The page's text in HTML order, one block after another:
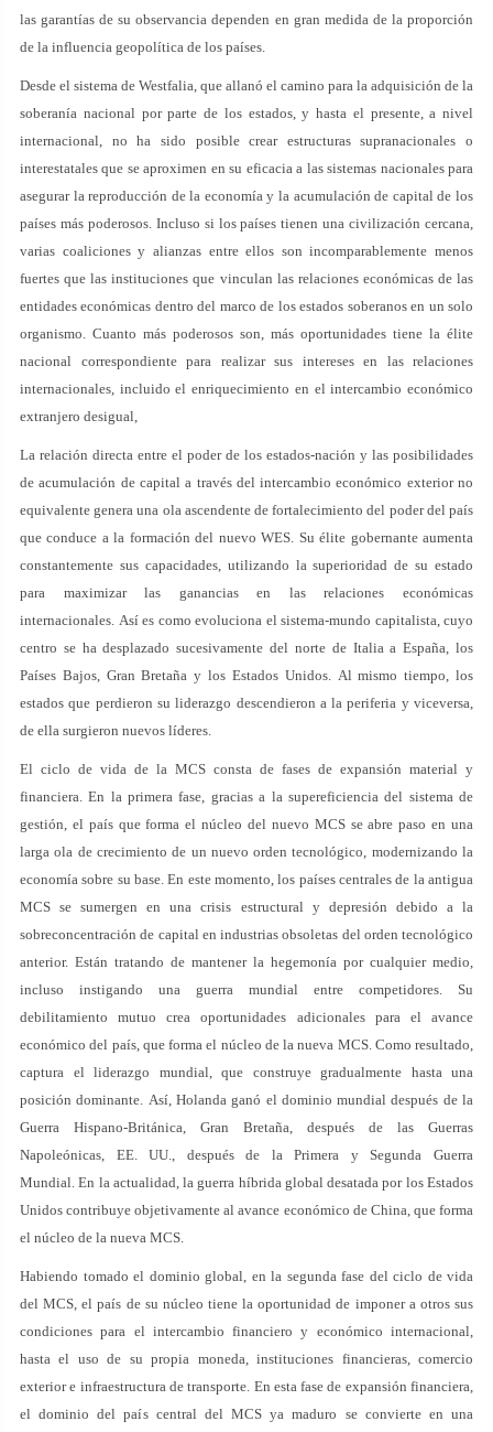
las garantías de su observancia dependen en gran medida de la proporción
de la influencia geopolítica de los países.
Desde el sistema de Westfalia, que allanó el camino para la adquisición de la
soberanía nacional por parte de los estados, y hasta el presente, a nivel
internacional, no ha sido posible crear estructuras supranacionales o
interestatales que se aproximen en su eficacia a las sistemas nacionales para
asegurar la reproducción de la economía y la acumulación de capital de los
países más poderosos. Incluso si los países tienen una civilización cercana,
varias coaliciones y alianzas entre ellos son incomparablemente menos
fuertes que las instituciones que vinculan las relaciones económicas de las
entidades económicas dentro del marco de los estados soberanos en un solo
organismo. Cuanto más poderosos son, más oportunidades tiene la élite
nacional correspondiente para realizar sus intereses en las relaciones
internacionales, incluido el enriquecimiento en el intercambio económico
extranjero desigual,
La relación directa entre el poder de los estados-nación y las posibilidades
de acumulación de capital a través del intercambio económico exterior no
equivalente genera una ola ascendente de fortalecimiento del poder del país
que conduce a la formación del nuevo WES. Su élite gobernante aumenta
constantemente sus capacidades, utilizando la superioridad de su estado
para maximizar las ganancias en las relaciones económicas
internacionales. Así es como evoluciona el sistema-mundo capitalista, cuyo
centro se ha desplazado sucesivamente del norte de Italia a España, los
Países Bajos, Gran Bretaña y los Estados Unidos. Al mismo tiempo, los
estados que perdieron su liderazgo descendieron a la periferia y viceversa,
de ella surgieron nuevos líderes.
El ciclo de vida de la MCS consta de fases de expansión material y
financiera. En la primera fase, gracias a la supereficiencia del sistema de
gestión, el país que forma el núcleo del nuevo MCS se abre paso en una
larga ola de crecimiento de un nuevo orden tecnológico, modernizando la
economía sobre su base. En este momento, los países centrales de la antigua
MCS se sumergen en una crisis estructural y depresión debido a la
sobreconcentración de capital en industrias obsoletas del orden tecnológico
anterior. Están tratando de mantener la hegemonía por cualquier medio,
incluso instigando una guerra mundial entre competidores. Su
debilitamiento mutuo crea oportunidades adicionales para el avance
económico del país, que forma el núcleo de la nueva MCS. Como resultado,
captura el liderazgo mundial, que construye gradualmente hasta una
posición dominante. Así, Holanda ganó el dominio mundial después de la
Guerra Hispano-Británica, Gran Bretaña, después de las Guerras
Napoleónicas, EE. UU., después de la Primera y Segunda Guerra
Mundial. En la actualidad, la guerra híbrida global desatada por los Estados
Unidos contribuye objetivamente al avance económico de China, que forma
el núcleo de la nueva MCS.
Habiendo tomado el dominio global, en la segunda fase del ciclo de vida
del MCS, el país de su núcleo tiene la oportunidad de imponer a otros sus
condiciones para el intercambio financiero y económico internacional,
hasta el uso de su propia moneda, instituciones financieras, comercio
exterior e infraestructura de transporte. En esta fase de expansión financiera,
el dominio del país central del MCS ya maduro se convierte en una